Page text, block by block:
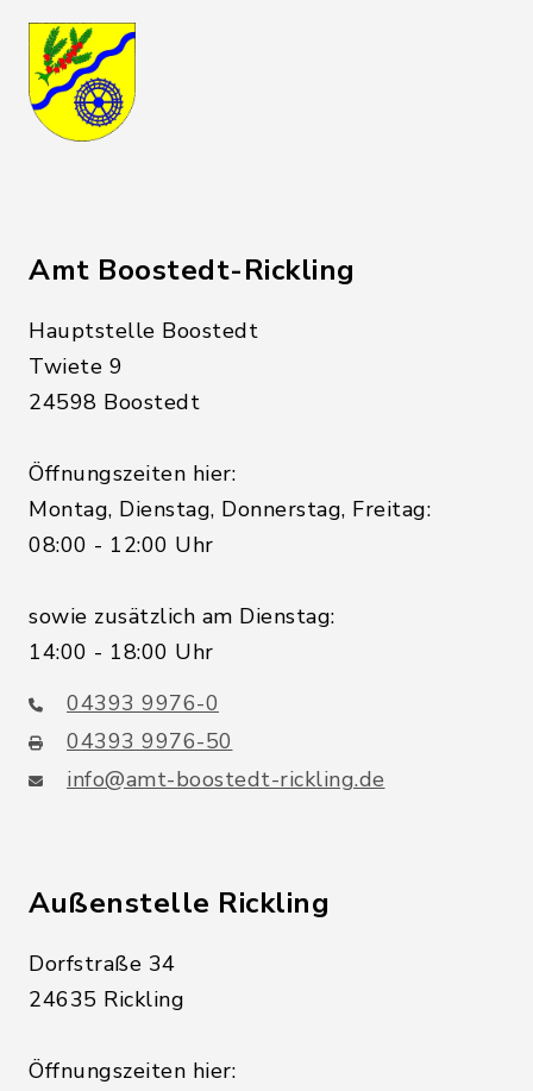
Amt Boostedt-Rickling
Hauptstelle Boostedt
Twiete 9
24598 Boostedt
Öffnungszeiten hier:
Montag, Dienstag, Donnerstag, Freitag:
08:00 - 12:00 Uhr
sowie zusätzlich am Dienstag:
14:00 - 18:00 Uhr
04393 9976-0
04393 9976-50
info@amt-boostedt-rickling.de
Außenstelle Rickling
Dorfstraße 34
24635 Rickling
Öffnungszeiten hier: